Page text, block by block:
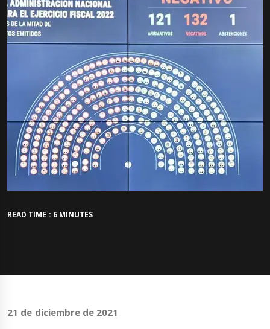
READ TIME : 6 MINUTES
21 de diciembre de 2021